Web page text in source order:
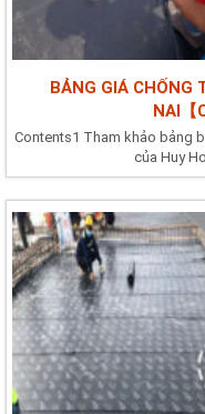
BẢNG GIÁ CHỐNG
NAI【
Contents1 Tham khảo bảng
của Huy